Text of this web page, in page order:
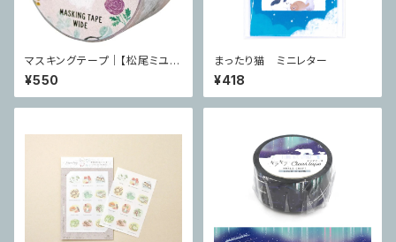
マスキングテープ｜【松尾ミユ
キ】 cat 25mm Minette
¥550
まったり猫 ミニレター
¥418